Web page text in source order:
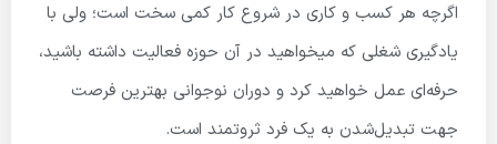
اگرچه هر کسب و کاری در شروع کار کمی سخت است؛ ولی با
یادگیری شغلی که میخواهید در آن حوزه فعالیت داشته باشید،
حرفه‌ای عمل خواهید کرد و دوران نوجوانی بهترین فرصت
جهت تبدیل‌شدن به یک فرد ثروتمند است.